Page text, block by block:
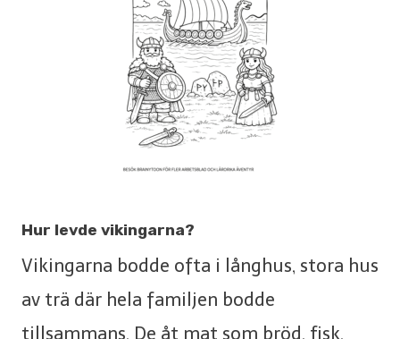
Hur levde vikingarna?
Vikingarna bodde ofta i långhus, stora hus
av trä där hela familjen bodde
tillsammans. De åt mat som bröd, fisk,